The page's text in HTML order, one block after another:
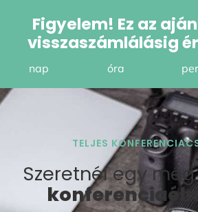
Figyelem! Ez az
visszaszámlálásig
nap óra
TELJES
Szeretnél egy